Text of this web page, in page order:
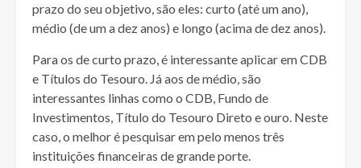
prazo do seu objetivo, são eles: curto (até um ano),
médio (de um a dez anos) e longo (acima de dez anos).
Para os de curto prazo, é interessante aplicar em CDB
e Títulos do Tesouro. Já aos de médio, são
interessantes linhas como o CDB, Fundo de
Investimentos, Título do Tesouro Direto e ouro. Neste
caso, o melhor é pesquisar em pelo menos três
instituições financeiras de grande porte.